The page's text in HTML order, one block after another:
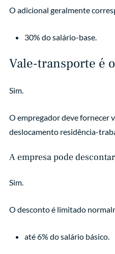
O adicional geralmente
30% do salário-base.
Vale-transporte é
Sim.
O empregador deve fornecer
deslocamento residência-
A empresa pode
Sim.
O desconto é limitado
até 6% do salário básico.